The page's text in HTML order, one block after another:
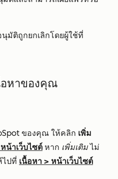
นุมัติถูกยกเลิกโดยผู้ใช้ที่
อหาของคุณ
ของคุณ ให้คลิก เพิ่ม
หน้าเว็บไซต์ หาก เพิ่มเติมไม่
ปที่ เนื้อหา > หน้าเว็บไซต์